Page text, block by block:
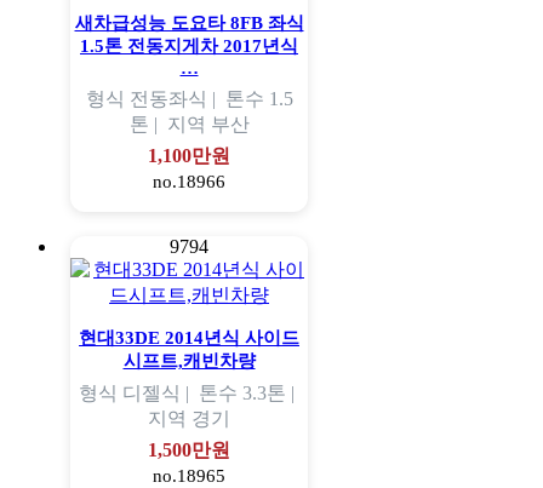
새차급성능 도요타 8FB 좌식
1.5톤 전동지게차 2017년식
…
형식 전동좌식 | 톤수 1.5
톤 | 지역 부산
1,100만원
no.18966
9794
현대33DE 2014년식 사이드
시프트,캐빈차량
형식 디젤식 | 톤수 3.3톤 |
지역 경기
1,500만원
no.18965